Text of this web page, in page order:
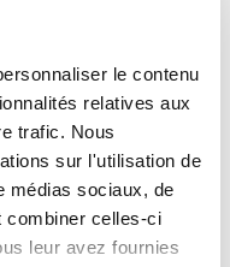
le contenu
relatives aux
trafic. Nous
sur l'utilisation de
médias sociaux, de
combiner celles-ci
leur avez fournies
votre domicile.
dossier ou